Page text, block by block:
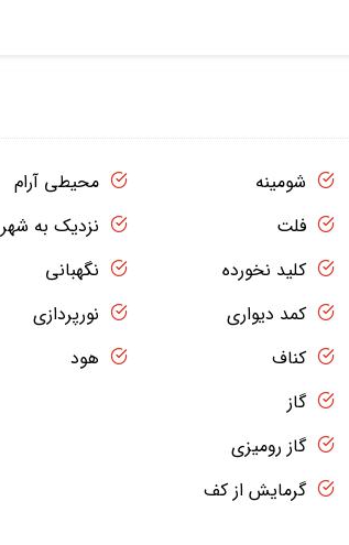
شومینه
فلت
کلید نخورده
کمد دیواری
کناف
گاز
گاز رومیزی
گرمایش از کف
محیطی آرام
نزدیک به شهر
نگهبانی
نورپردازی
هود